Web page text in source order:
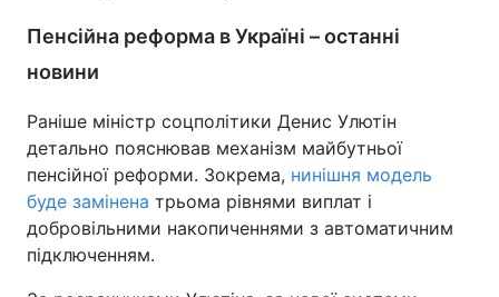
Пенсійна реформа в Україні – останні
новини
Раніше міністр соцполітики Денис Улютін
детально пояснював механізм майбутньої
пенсійної реформи. Зокрема, нинішня модель
буде замінена трьома рівнями виплат і
добровільними накопиченнями з автоматичним
підключенням.